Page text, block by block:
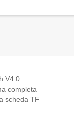
V4.0
completa
scheda TF